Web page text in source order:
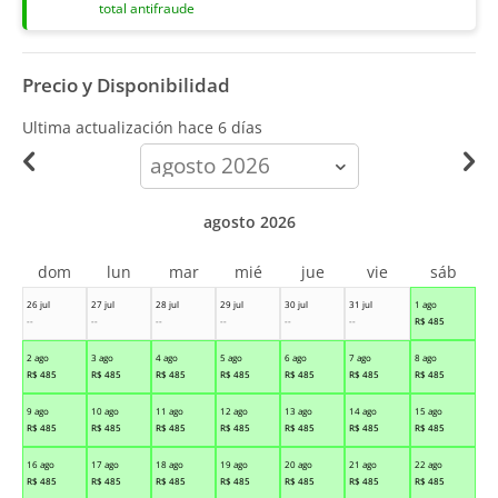
total antifraude
Precio y Disponibilidad
Ultima actualización hace 6 días
calendar-
month
26 jul
--
27 jul
--
28 jul
--
29 jul
--
30 jul
--
31 jul
--
1 ago
R$ 485
2 ago
R$ 485
3 ago
R$ 485
4 ago
R$ 485
5 ago
R$ 485
6 ago
R$ 485
7 ago
R$ 485
8 ago
R$ 485
9 ago
R$ 485
10 ago
R$ 485
11 ago
R$ 485
12 ago
R$ 485
13 ago
R$ 485
14 ago
R$ 485
15 ago
R$ 485
16 ago
R$ 485
17 ago
R$ 485
18 ago
R$ 485
19 ago
R$ 485
20 ago
R$ 485
21 ago
R$ 485
22 ago
R$ 485
agosto 2026
dom lun mar mié jue vie sáb